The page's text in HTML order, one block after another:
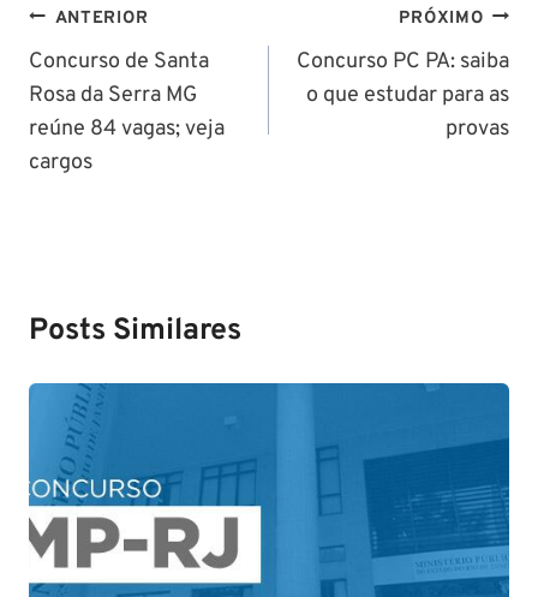
Navegação
de
Post
ANTERIOR
Concurso de Santa
Rosa da Serra MG
reúne 84 vagas; veja
cargos
PRÓXIMO
Concurso PC PA: saiba
o que estudar para as
provas
Posts Similares